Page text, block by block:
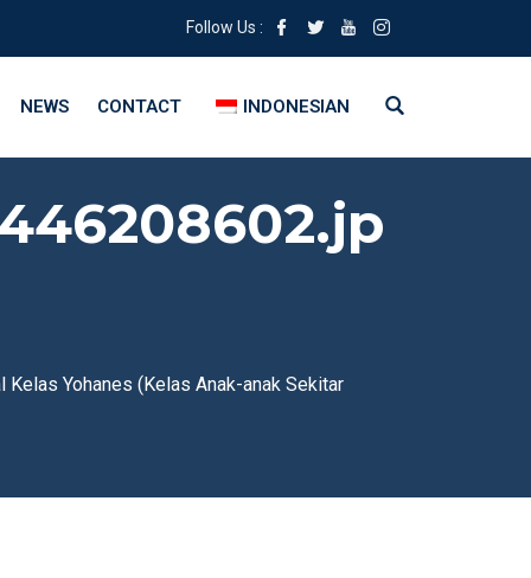
Follow Us :
NEWS CONTACT INDONESIAN
Yohanes (Kelas Anak-anak Sekitar